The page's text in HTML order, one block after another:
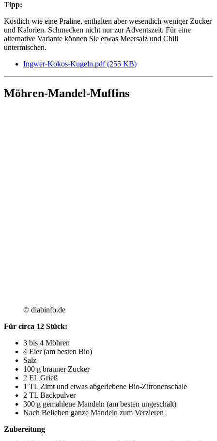
Tipp:
Köstlich wie eine Praline, enthalten aber wesentlich weniger Zucker
und Kalorien. Schmecken nicht nur zur Adventszeit. Für eine
alternative Variante können Sie etwas Meersalz und Chili
untermischen.
Ingwer-Kokos-Kugeln.pdf(255 KB)
Möhren-Mandel-Muffins
© diabinfo.de
Für circa 12 Stück:
3 bis 4 Möhren
4 Eier (am besten Bio)
Salz
100 g brauner Zucker
2 EL Grieß
1 TL Zimt und etwas abgeriebene Bio-Zitronenschale
2 TL Backpulver
300 g gemahlene Mandeln (am besten ungeschält)
Nach Belieben ganze Mandeln zum Verzieren
Zubereitung